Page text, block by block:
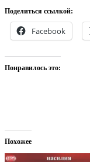
Поделиться ссылкой:
Facebook
Понравилось это:
Похожее